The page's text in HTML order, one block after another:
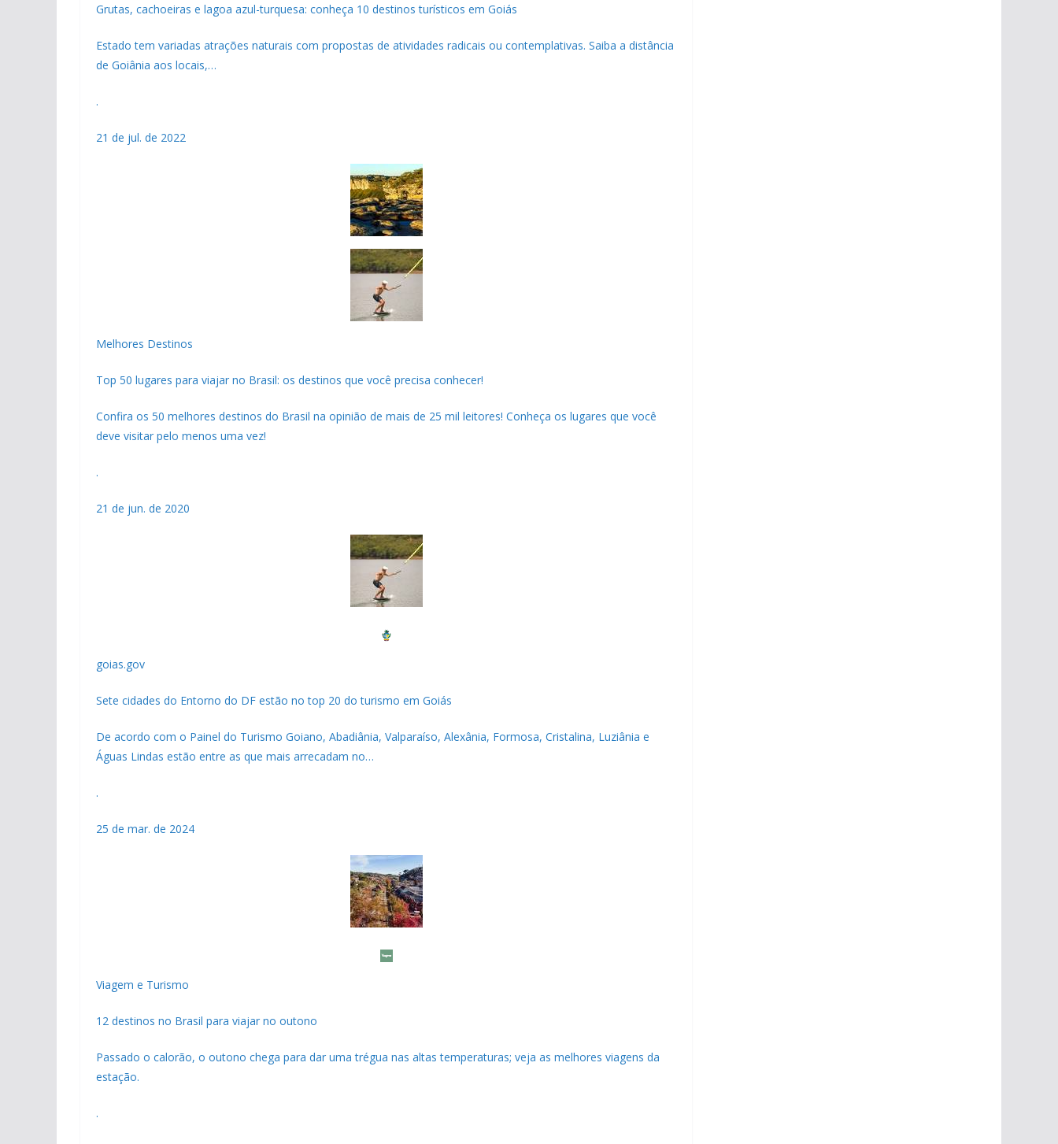
Grutas, cachoeiras e lagoa azul-turquesa: conheça 10 destinos turísticos em Goiás
Estado tem variadas atrações naturais com propostas de atividades radicais ou contemplativas. Saiba a distância
de Goiânia aos locais,…
.
21 de jul. de 2022
Melhores Destinos
Top 50 lugares para viajar no Brasil: os destinos que você precisa conhecer!
Confira os 50 melhores destinos do Brasil na opinião de mais de 25 mil leitores! Conheça os lugares que você
deve visitar pelo menos uma vez!
.
21 de jun. de 2020
goias.gov
Sete cidades do Entorno do DF estão no top 20 do turismo em Goiás
De acordo com o Painel do Turismo Goiano, Abadiânia, Valparaíso, Alexânia, Formosa, Cristalina, Luziânia e
Águas Lindas estão entre as que mais arrecadam no…
.
25 de mar. de 2024
Viagem e Turismo
12 destinos no Brasil para viajar no outono
Passado o calorão, o outono chega para dar uma trégua nas altas temperaturas; veja as melhores viagens da
estação.
.